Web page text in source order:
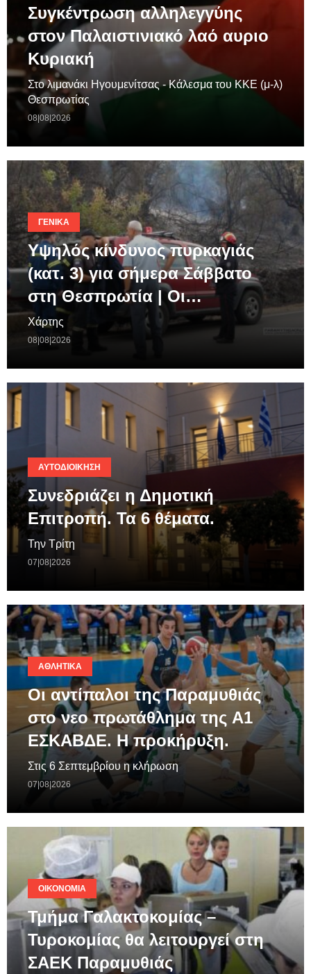
Συγκέντρωση αλληλεγγύης
στον Παλαιστινιακό λαό αυριο
Κυριακή
Στο λιμανάκι Ηγουμενίτσας - Κάλεσμα του ΚΚΕ (μ-λ)
Θεσπρωτίας
08|08|2026
ΓΕΝΙΚΆ
Υψηλός κίνδυνος πυρκαγιάς
(κατ. 3) για σήμερα Σάββατο
στη Θεσπρωτία | Οι…
Χάρτης
08|08|2026
ΑΥΤΟΔΙΟΊΚΗΣΗ
Συνεδριάζει η Δημοτική
Επιτροπή. Τα 6 θέματα.
Την Τρίτη
07|08|2026
ΑΘΛΗΤΙΚΆ
Οι αντίπαλοι της Παραμυθιάς
στο νεο πρωτάθλημα της A1
ΕΣΚΑΒΔΕ. Η προκήρυξη.
Στις 6 Σεπτεμβρίου η κλήρωση
07|08|2026
ΟΙΚΟΝΟΜΊΑ
Τμήμα Γαλακτοκομίας –
Τυροκομίας θα λειτουργεί στη
ΣΑΕΚ Παραμυθιάς